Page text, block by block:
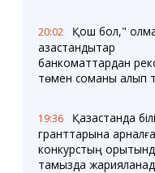
Аптаның
Ешкин жұлдыз
жорамалы
Фото
Бейне
3D туры
20:02
Қош бол,"
қазақстандықтар
банкоматтардан
төмен соманы алып
19:36
Қазақстанда
гранттарына
конкурстың
тамызда